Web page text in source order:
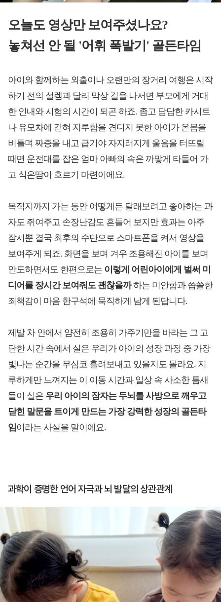
오늘도 영상만 보여주셨나요?
놓쳐선 안 될 '어휘 폭발기' 골든타임
아이와 함께하는 외출이나 오랜만의 장거리 여행은 시작
하기 전의 설렘과 달리 막상 길을 나서면 부모에게 거대
한 인내와 시험의 시간이 되곤 하죠. 좁고 답답한 카시트
나 유모차에 갇혀 지루함을 견디지 못한 아이가 온몸을
비틀며 짜증을 내고 급기야 자지러지게 울음을 터뜨릴
때면 운전대를 잡은 엄마 아빠의 속은 까맣게 타들어 가
고 식은땀이 흐르기 마련이에요.
목적지까지 가는 동안 어떻게든 달래보려고 좋아하는 과
자도 쥐여주고 손장난감도 흔들어 보지만 효과는 아주
잠시뿐 결국 최후의 수단으로 스마트폰을 켜서 영상을
보여주게 되죠. 화면을 보며 겨우 조용해진 아이를 보며
안도하면서도 한편으로는 이렇게 어린아이에게 벌써 미
디어를 장시간 보여줘도 괜찮을까하는 미안함과 씁쓸한
죄책감이 마음 한구석에 묵직하게 남게 된답니다.
제발 차 안에서 얌전히 조용히 가주기만을 바라는 그 고
단한 시간 속에서 실은 우리가 아이의 성장 과정 중 가장
빛나는 순간을 무심코 흘려보내고 있을지도 몰라요. 지
루하게만 느껴지는 이 이동 시간과 일상 속 사소한 틈새
들이 실은 우리 아이의 잠자는 두뇌를 사방으로 깨우고
닫힌 말문을 트이게 만드는 가장 강력한 성장의 골든타
임 이라는 사실을 말이에요.
과학이 증명한 언어 자극과 뇌 발달의 상관관계